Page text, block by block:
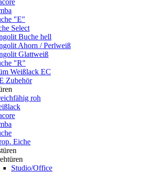
"E"
Select
Buche hell
Ahorn / Perlweiß
Glattweiß
"R"
Weißlack EC
Zubehör
roh
Eiche
Studio/Office